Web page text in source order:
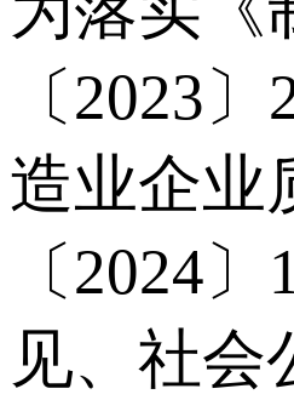
〔2023
造业企业
〔2024
见、社